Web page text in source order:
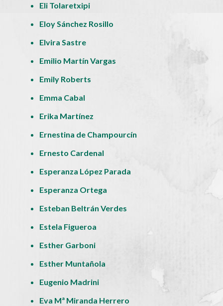
Eli Tolaretxipi
Eloy Sánchez Rosillo
Elvira Sastre
Emilio Martín Vargas
Emily Roberts
Emma Cabal
Erika Martínez
Ernestina de Champourcín
Ernesto Cardenal
Esperanza López Parada
Esperanza Ortega
Esteban Beltrán Verdes
Estela Figueroa
Esther Garboni
Esther Muntañola
Eugenio Madrini
Eva Mª Miranda Herrero